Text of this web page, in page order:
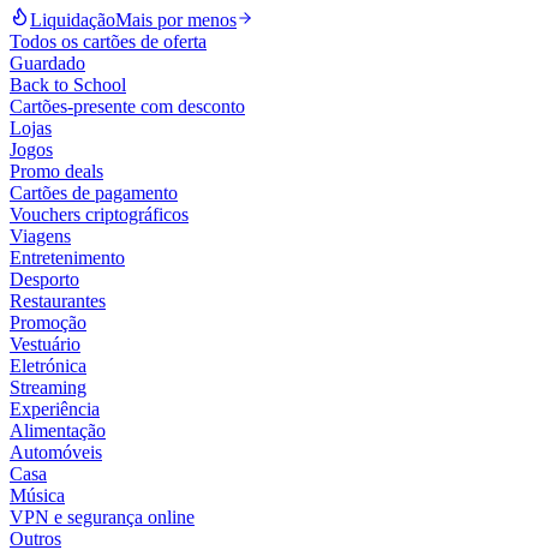
LiquidaçãoMais por menos
Todos os cartões de oferta
Guardado
Back to School
Cartões-presente com desconto
Lojas
Jogos
Promo deals
Cartões de pagamento
Vouchers criptográficos
Viagens
Entretenimento
Desporto
Restaurantes
Promoção
Vestuário
Eletrónica
Streaming
Experiência
Alimentação
Automóveis
Casa
Música
VPN e segurança online
Outros